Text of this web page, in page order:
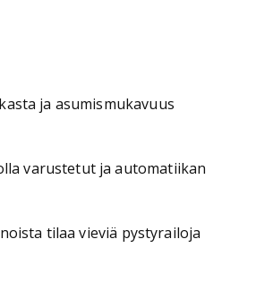
ja asumismukavuus
varustetut ja automatiikan
tilaa vieviä pystyrailoja